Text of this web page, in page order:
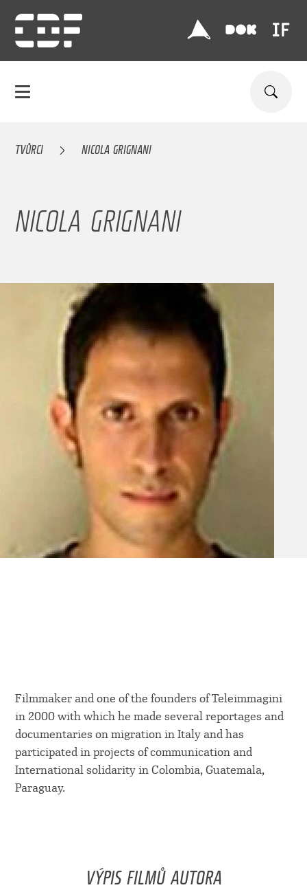
TVŮRCI NICOLA GRIGNANI
NICOLA GRIGNANI
Filmmaker and one of the founders of Teleimmagini
in 2000 with which he made several reportages and
documentaries on migration in Italy and has
participated in projects of communication and
International solidarity in Colombia, Guatemala,
Paraguay.
VÝPIS FILMŮ AUTORA